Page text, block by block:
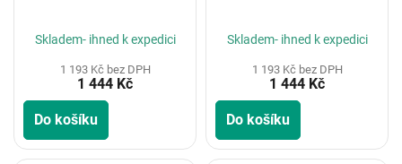
Skladem- ihned k expedici
1 193 Kč bez DPH
1 444 Kč
Do košíku
Skladem- ihned k expedici
1 193 Kč bez DPH
1 444 Kč
Do košíku